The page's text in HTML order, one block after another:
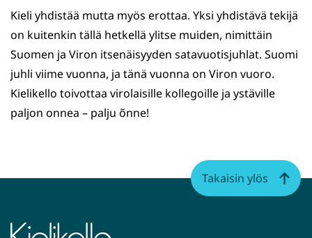
Kieli yhdistää mutta myös erottaa. Yksi yhdistävä tekijä
on kuitenkin tällä hetkellä ylitse muiden, nimittäin
Suomen ja Viron itsenäisyyden satavuotisjuhlat. Suomi
juhli viime vuonna, ja tänä vuonna on Viron vuoro.
Kielikello toivottaa virolaisille kollegoille ja ystäville
paljon onnea – palju õnne!
Takaisin ylös